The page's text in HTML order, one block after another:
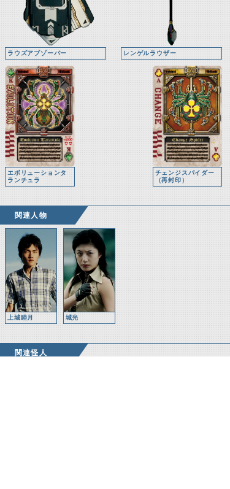
ラウズアブゾーバー レンゲルラウザー
エボリューションタ
ランチュラ
チェンジスパイダー
（再封印）
関連人物
上城睦月 城光
関連怪人